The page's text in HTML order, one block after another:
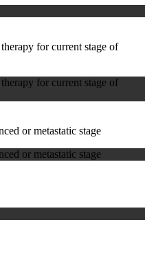
for current stage of
for current stage of
or metastatic stage
or metastatic stage